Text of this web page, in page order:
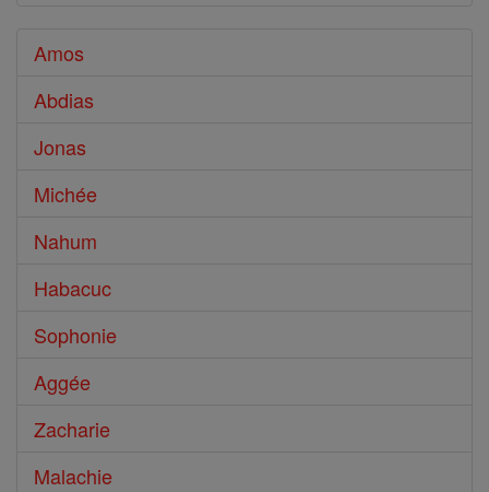
Amos
Abdias
Jonas
Michée
Nahum
Habacuc
Sophonie
Aggée
Zacharie
Malachie